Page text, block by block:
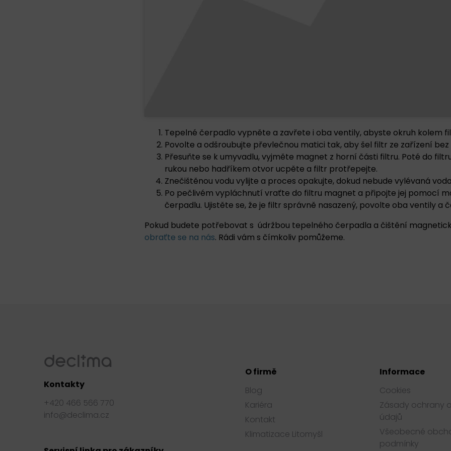
Tepelné čerpadlo vypněte a zavřete i oba ventily, abyste okruh kolem
Povolte a odšroubujte převlečnou matici tak, aby šel filtr ze zařízení
Přesuňte se k umyvadlu, vyjměte magnet z horní části filtru. Poté do
rukou nebo hadříkem otvor ucpěte a filtr protřepejte.
Znečištěnou vodu vylijte a proces opakujte, dokud nebude vylévaná
Po pečlivém vypláchnutí vraťte do filtru magnet a připojte jej pomocí
čerpadlu. Ujistěte se, že je filtr správně nasazený, povolte oba ventily a
Pokud budete potřebovat s údržbou tepelného čerpadla a čištění
obraťte se na nás. Rádi vám s čímkoliv pomůžeme.
Kontakty
+420 466 566 770
info@declima.cz
O firmě
Blog
Kariéra
Kontakt
Klimatizace Litomyšl
Informace
Cookies
Zásady ochrany
údajů
Všeobecné
podmínky